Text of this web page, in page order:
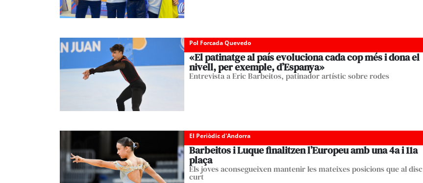
Pol Forcada Quevedo
«El patinatge al país evoluciona cada cop més i dona el
nivell, per exemple, d’Espanya»
Entrevista a Eric Barbeitos, patinador artístic sobre rodes
El Periòdic d'Andorra
Barbeitos i Luque finalitzen l’Europeu amb una 4a i 11a
plaça
Els joves aconsegueixen mantenir les mateixes posicions que al disc
curt